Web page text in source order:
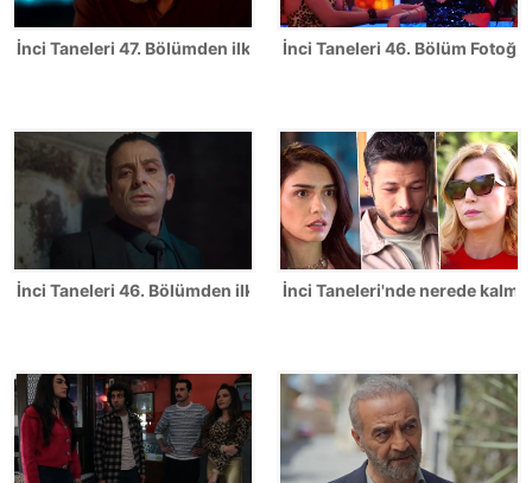
İnci Taneleri 47. Bölümden ilk kareler!İnci Taneleri 46. Bölüm
İnci Taneleri 46. Bölümden ilk kareler!İnci Taneleri'nde nerede